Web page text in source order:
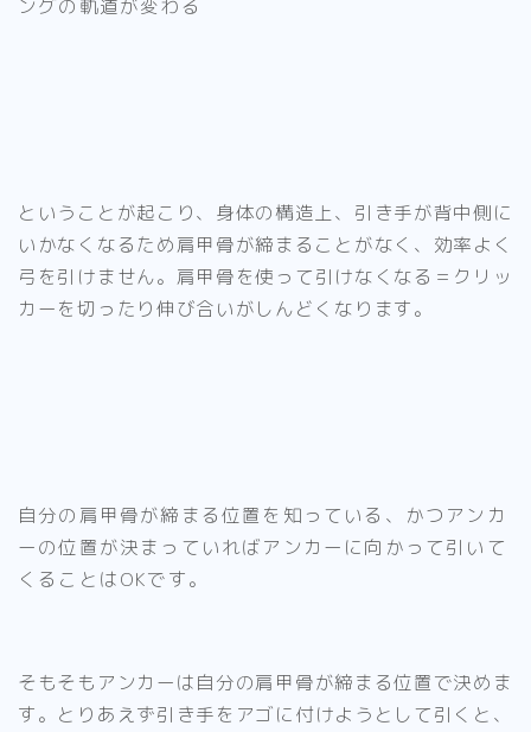
ングの軌道が変わる
ということが起こり、身体の構造上、引き手が背中側に
いかなくなるため肩甲骨が締まることがなく、効率よく
弓を引けません。 肩甲骨を使って引けなくなる＝クリッ
カーを切ったり伸び合いがしんどくなります。
自分の肩甲骨が締まる位置を知っている、かつアンカ
ーの位置が決まっていればアンカーに向かって引いて
くることはOKです。
そもそも アンカーは自分の肩甲骨が締まる位置で決めま
す。 とりあえず引き手をアゴに付けようとして引くと、